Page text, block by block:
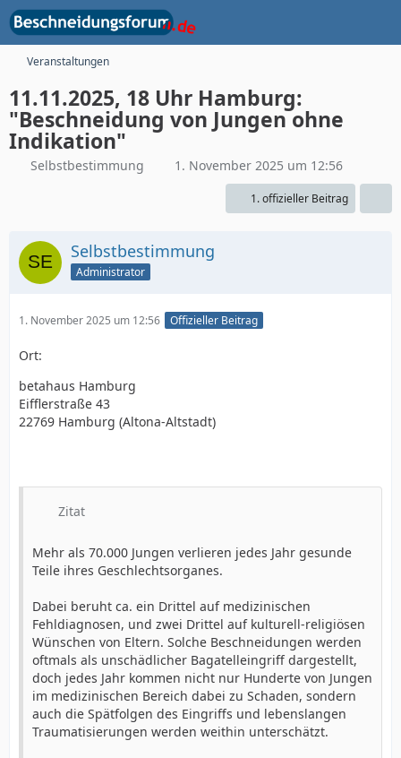
Veranstaltungen
11.11.2025, 18 Uhr Hamburg:
"Beschneidung von Jungen ohne
Indikation"
Selbstbestimmung 1. November 2025 um 12:56
1. offizieller Beitrag
Selbstbestimmung
Administrator
1. November 2025 um 12:56 Offizieller Beitrag
Ort:
betahaus Hamburg
Eifflerstraße 43
22769 Hamburg (Altona-Altstadt)
Zitat
Mehr als 70.000 Jungen verlieren jedes Jahr gesunde
Teile ihres Geschlechtsorganes.
Dabei beruht ca. ein Drittel auf medizinischen
Fehldiagnosen, und zwei Drittel auf kulturell-religiösen
Wünschen von Eltern. Solche Beschneidungen werden
oftmals als unschädlicher Bagatelleingriff dargestellt,
doch jedes Jahr kommen nicht nur Hunderte von Jungen
im medizinischen Bereich dabei zu Schaden, sondern
auch die Spätfolgen des Eingriffs und lebenslangen
Traumatisierungen werden weithin unterschätzt.